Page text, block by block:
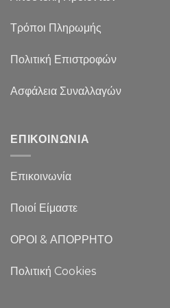
Τρόποι Πληρωμής
Πολιτική Επιστροφών
Ασφάλεια Συναλλαγών
ΕΠΙΚΟΙΝΩΝΙΑ
Επικοινωνία
Ποιοί Είμαστε
ΟΡΟΙ & ΑΠΟΡΡΗΤΟ
Πολιτική Cookies